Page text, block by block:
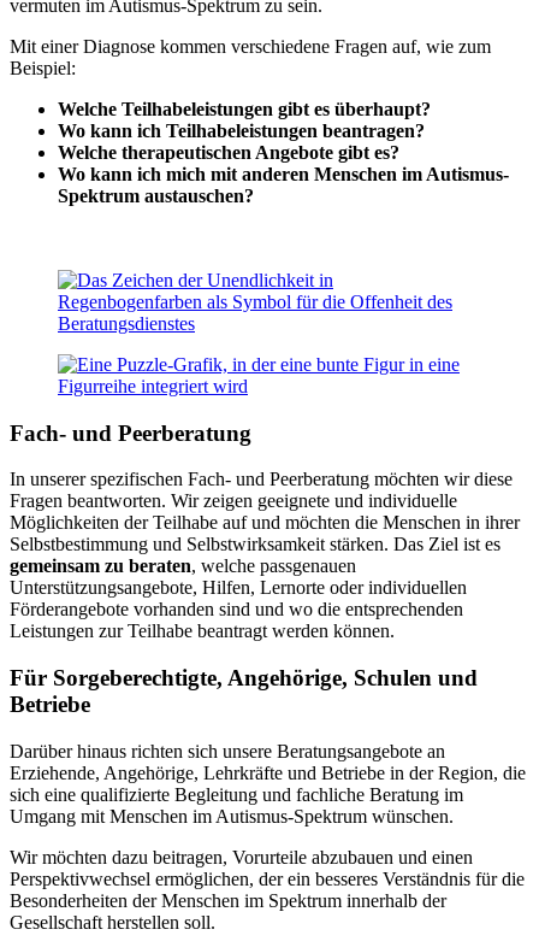
vermuten im Autismus-Spektrum zu sein.
Mit einer Diagnose kommen verschiedene Fragen auf, wie zum
Beispiel:
Welche Teilhabeleistungen gibt es überhaupt?
Wo kann ich Teilhabeleistungen beantragen?
Welche therapeutischen Angebote gibt es?
Wo kann ich mich mit anderen Menschen im Autismus-
Spektrum austauschen?
Fach- und Peerberatung
In unserer spezifischen Fach- und Peerberatung möchten wir diese
Fragen beantworten. Wir zeigen geeignete und individuelle
Möglichkeiten der Teilhabe auf und möchten die Menschen in ihrer
Selbstbestimmung und Selbstwirksamkeit stärken. Das Ziel ist es
gemeinsam zu beraten, welche passgenauen
Unterstützungsangebote, Hilfen, Lernorte oder individuellen
Förderangebote vorhanden sind und wo die entsprechenden
Leistungen zur Teilhabe beantragt werden können.
Für Sorgeberechtigte, Angehörige, Schulen und
Betriebe
Darüber hinaus richten sich unsere Beratungsangebote an
Erziehende, Angehörige, Lehrkräfte und Betriebe in der Region, die
sich eine qualifizierte Begleitung und fachliche Beratung im
Umgang mit Menschen im Autismus-Spektrum wünschen.
Wir möchten dazu beitragen, Vorurteile abzubauen und einen
Perspektivwechsel ermöglichen, der ein besseres Verständnis für die
Besonderheiten der Menschen im Spektrum innerhalb der
Gesellschaft herstellen soll.